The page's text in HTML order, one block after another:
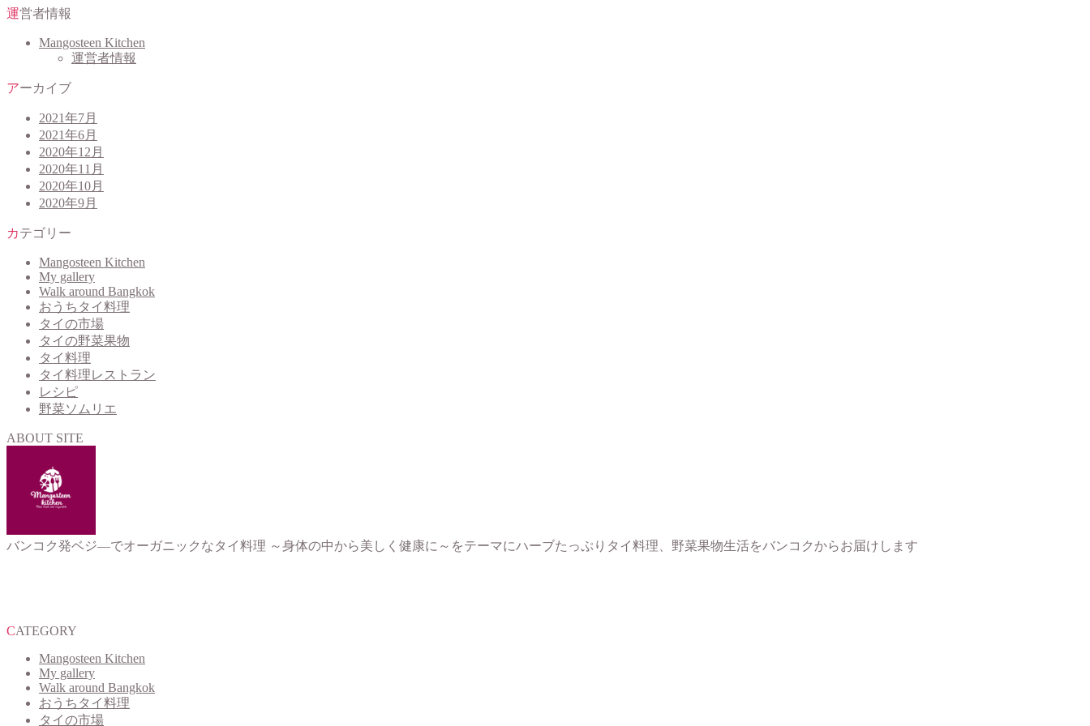
運営者情報
Mangosteen Kitchen
運営者情報
アーカイブ
2021年7月
2021年6月
2020年12月
2020年11月
2020年10月
2020年9月
カテゴリー
Mangosteen Kitchen
My gallery
Walk around Bangkok
おうちタイ料理
タイの市場
タイの野菜果物
タイ料理
タイ料理レストラン
レシピ
野菜ソムリエ
ABOUT SITE
バンコク発ベジ―でオーガニックなタイ料理 ～身体の中から美しく健康に～をテーマにハーブたっぷりタイ料理、野菜果物生活をバンコクからお届けします
CATEGORY
Mangosteen Kitchen
My gallery
Walk around Bangkok
おうちタイ料理
タイの市場